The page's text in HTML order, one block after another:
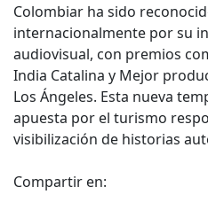
Colombiar ha sido
internacionalmente por su
audiovisual, con premios
India Catalina y Mejor
Los Ángeles. Esta nueva
apuesta por el turismo
visibilización de historias
Compartir en: